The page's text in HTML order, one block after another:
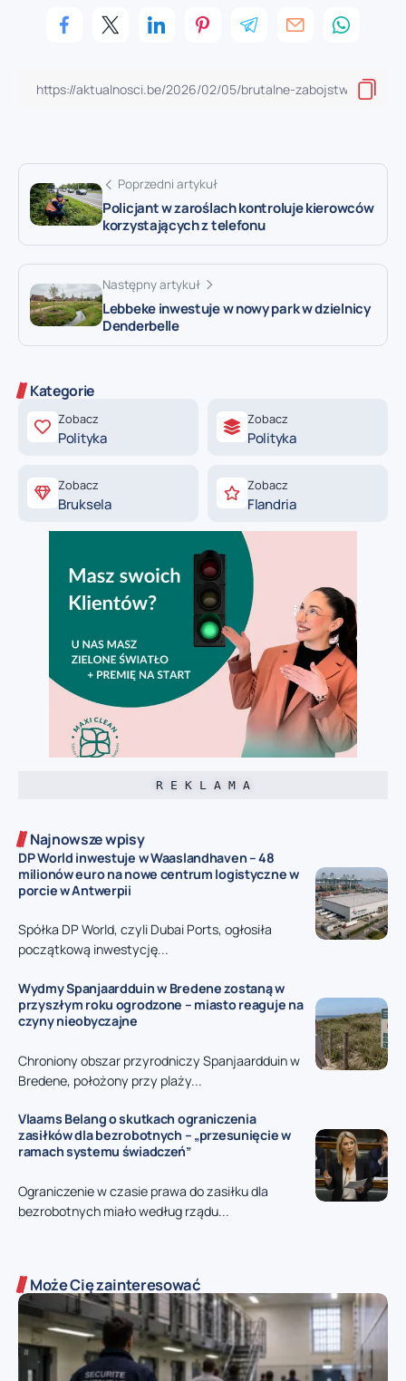
Poprzedni artykuł
Policjant w zaroślach kontroluje kierowców
korzystających z telefonu
Następny artykuł
Lebbeke inwestuje w nowy park w dzielnicy
Denderbelle
Kategorie
Zobacz
Polityka
Zobacz
Polityka
Zobacz
Bruksela
Zobacz
Flandria
R E K L A M A
Najnowsze wpisy
DP World inwestuje w Waaslandhaven – 48
milionów euro na nowe centrum logistyczne w
porcie w Antwerpii
Spółka DP World, czyli Dubai Ports, ogłosiła
początkową inwestycję...
Wydmy Spanjaardduin w Bredene zostaną w
przyszłym roku ogrodzone – miasto reaguje na
czyny nieobyczajne
Chroniony obszar przyrodniczy Spanjaardduin w
Bredene, położony przy plaży...
Vlaams Belang o skutkach ograniczenia
zasiłków dla bezrobotnych – „przesunięcie w
ramach systemu świadczeń”
Ograniczenie w czasie prawa do zasiłku dla
bezrobotnych miało według rządu...
Może Cię zainteresować